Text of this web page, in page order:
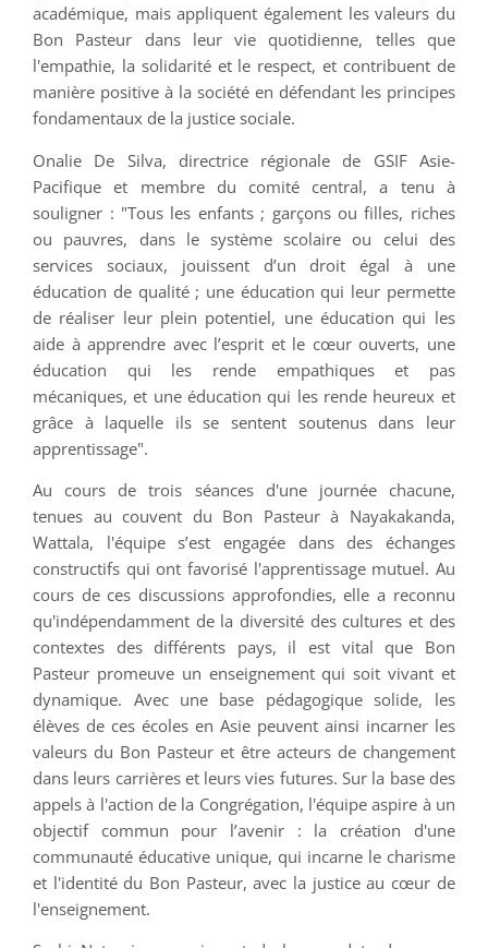
académique, mais appliquent également les valeurs du
Bon Pasteur dans leur vie quotidienne, telles que
l'empathie, la solidarité et le respect, et contribuent de
manière positive à la société en défendant les principes
fondamentaux de la justice sociale.
Onalie De Silva, directrice régionale de GSIF Asie-
Pacifique et membre du comité central, a tenu à
souligner : "Tous les enfants ; garçons ou filles, riches
ou pauvres, dans le système scolaire ou celui des
services sociaux, jouissent d’un droit égal à une
éducation de qualité ; une éducation qui leur permette
de réaliser leur plein potentiel, une éducation qui les
aide à apprendre avec l’esprit et le cœur ouverts, une
éducation qui les rende empathiques et pas
mécaniques, et une éducation qui les rende heureux et
grâce à laquelle ils se sentent soutenus dans leur
apprentissage".
Au cours de trois séances d'une journée chacune,
tenues au couvent du Bon Pasteur à Nayakakanda,
Wattala, l'équipe s’est engagée dans des échanges
constructifs qui ont favorisé l'apprentissage mutuel. Au
cours de ces discussions approfondies, elle a reconnu
qu'indépendamment de la diversité des cultures et des
contextes des différents pays, il est vital que Bon
Pasteur promeuve un enseignement qui soit vivant et
dynamique. Avec une base pédagogique solide, les
élèves de ces écoles en Asie peuvent ainsi incarner les
valeurs du Bon Pasteur et être acteurs de changement
dans leurs carrières et leurs vies futures. Sur la base des
appels à l'action de la Congrégation, l'équipe aspire à un
objectif commun pour l’avenir : la création d'une
communauté éducative unique, qui incarne le charisme
et l'identité du Bon Pasteur, avec la justice au cœur de
l'enseignement.